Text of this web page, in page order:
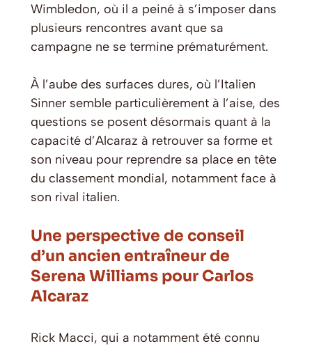
Wimbledon, où il a peiné à s’imposer dans
plusieurs rencontres avant que sa
campagne ne se termine prématurément.
À l’aube des surfaces dures, où l’Italien
Sinner semble particulièrement à l’aise, des
questions se posent désormais quant à la
capacité d’Alcaraz à retrouver sa forme et
son niveau pour reprendre sa place en tête
du classement mondial, notamment face à
son rival italien.
Une perspective de conseil
d’un ancien entraîneur de
Serena Williams pour Carlos
Alcaraz
Rick Macci, qui a notamment été connu